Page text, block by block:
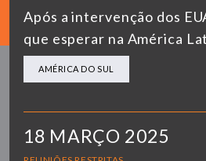
Após a intervenção dos
que esperar na América
AMÉRICA DO SUL
18 MARÇO 2025